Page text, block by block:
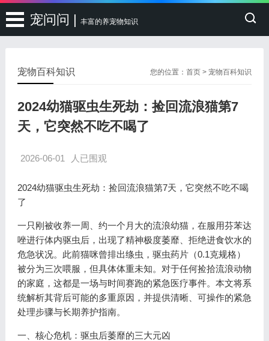
宠问问 | 丰富的养宠物知识
您的位置：首页 >宠物百科知识
宠物百科知识
2024幼猫驱虫生死劫：捡回流浪猫第7
天，它突然不吃不喝了
2026-06-01 人已围观
2024幼猫驱虫生死劫：捡回流浪猫第7天，它突然不吃不喝
了
一只刚被收养一周、约一个月大的流浪幼猫，在服用芬苯达
唑进行体内驱虫后，出现了精神极度萎靡、拒绝进食饮水的
危急状况。此前猫咪曾排出绦虫，驱虫药片（0.1克规格）
被分为三次喂服，但具体体重未知。对于任何捡拾流浪动物
的家庭，这都是一场与时间赛跑的紧急医疗事件。本文将系
统解析其背后可能的多重原因，并提供清晰、可操作的紧急
处理步骤与长期养护指南。
一、核心危机：驱虫后萎靡的三大元凶